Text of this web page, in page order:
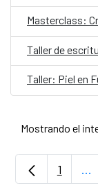
Taller: Piel en
Mostrando el
Página
1 ...